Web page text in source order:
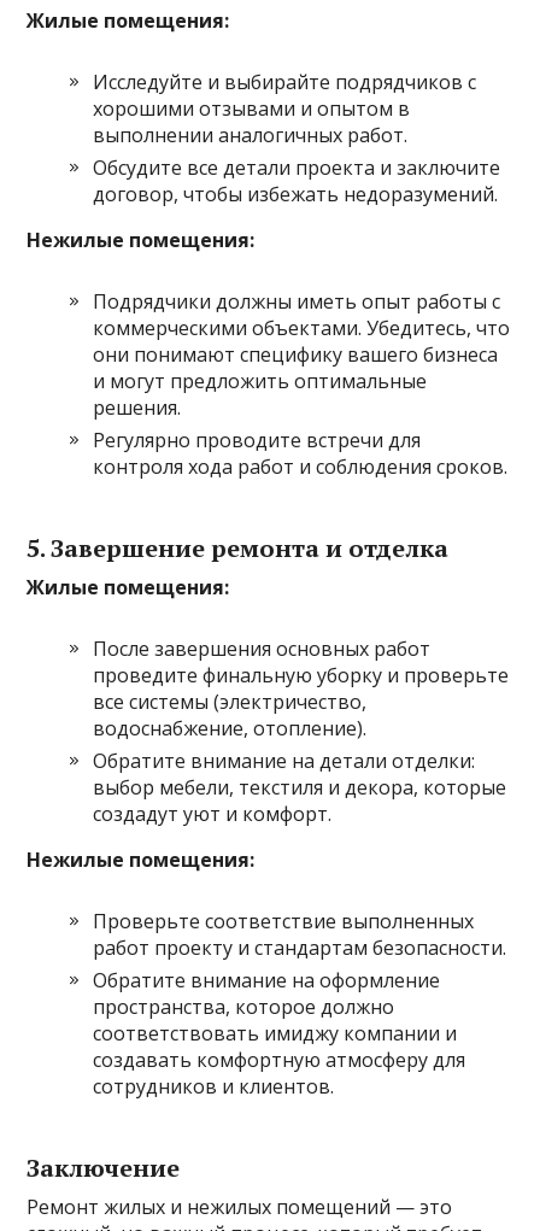
Жилые помещения:
Исследуйте и выбирайте подрядчиков с
хорошими отзывами и опытом в
выполнении аналогичных работ.
Обсудите все детали проекта и заключите
договор, чтобы избежать недоразумений.
Нежилые помещения:
Подрядчики должны иметь опыт работы с
коммерческими объектами. Убедитесь, что
они понимают специфику вашего бизнеса
и могут предложить оптимальные
решения.
Регулярно проводите встречи для
контроля хода работ и соблюдения сроков.
5. Завершение ремонта и отделка
Жилые помещения:
После завершения основных работ
проведите финальную уборку и проверьте
все системы (электричество,
водоснабжение, отопление).
Обратите внимание на детали отделки:
выбор мебели, текстиля и декора, которые
создадут уют и комфорт.
Нежилые помещения:
Проверьте соответствие выполненных
работ проекту и стандартам безопасности.
Обратите внимание на оформление
пространства, которое должно
соответствовать имиджу компании и
создавать комфортную атмосферу для
сотрудников и клиентов.
Заключение
Ремонт жилых и нежилых помещений — это